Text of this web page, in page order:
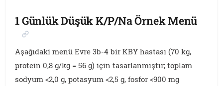
1 Günlük Düşük K/P/Na Örnek Menü
Aşağıdaki menü Evre 3b-4 bir KBY hastası (70 kg,
protein 0,8 g/kg = 56 g) için tasarlanmıştır; toplam
sodyum <2,0 g, potasyum <2,5 g, fosfor <900 mg